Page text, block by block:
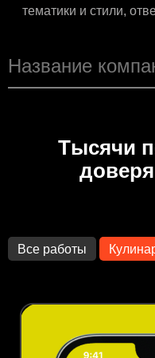
тематики и стили,
Тысячи
Все работы